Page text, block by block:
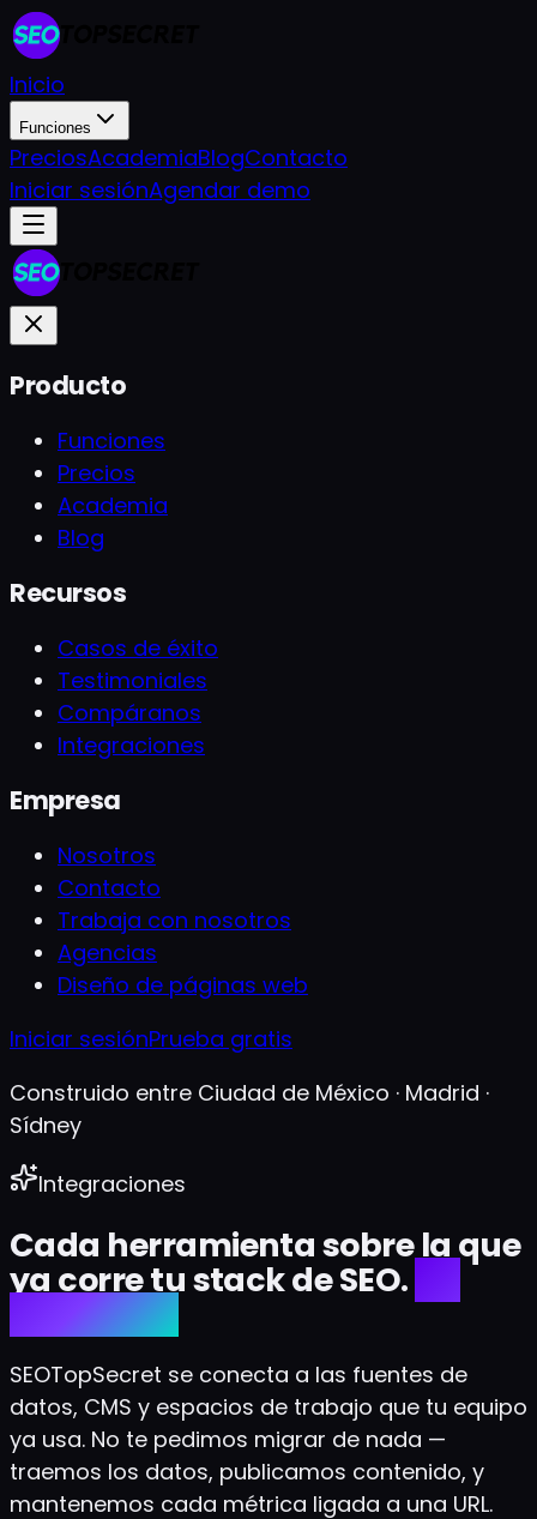
Inicio
Funciones
PreciosAcademiaBlogContacto
Iniciar sesiónAgendar demo
Producto
Funciones
Precios
Academia
Blog
Recursos
Casos de éxito
Testimoniales
Compáranos
Integraciones
Empresa
Nosotros
Contacto
Trabaja con nosotros
Agencias
Diseño de páginas web
Iniciar sesiónPrueba gratis
Construido entre Ciudad de México · Madrid ·
Sídney
Integraciones
Cada herramienta sobre la que
ya corre tu stack de SEO.
solo lugar.
SEOTopSecret se conecta a las fuentes de
datos, CMS y espacios de trabajo que tu equipo
ya usa. No te pedimos migrar de nada —
traemos los datos, publicamos contenido, y
mantenemos cada métrica ligada a una URL.